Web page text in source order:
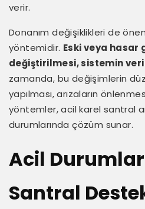
verir.
Donanım değişiklikleri de
yöntemidir. Eski veya hasar
değiştirilmesi, sistemin
zamanda, bu değişimlerin
yapılması, arızaların
yöntemler, acil karel santral
durumlarında çözüm sunar.
Acil
Santral